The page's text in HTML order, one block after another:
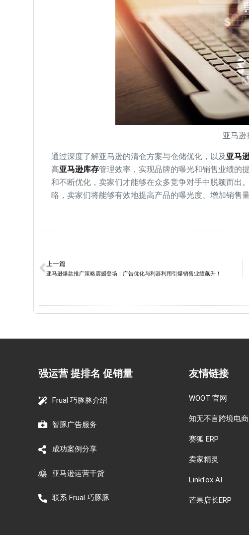
亚马逊
通过深度了解亚马逊的清仓方案与仓储优化，以及亚马
高亚马逊库存管理效率，实现品牌的曝光和销售业绩的
和不断优化，卖家们才能够在众多竞争对手中脱颖而出
略，卖家们将能够有效地提高产品的曝光度、增加销售
上一篇
亚马逊爆款推广策略震撼登场：广告优化与利器利用引爆销售业绩飙升！
强运营 提排名 促销量
Frual 巧豚豚介绍
智豚广告服务
成功案例分享
亚马逊运营干货
联系 Frual 巧豚豚
友情链接
WOOT 官网
知无不言跨境电
赛狐 ERP
卖家精灵
Linkfox AI
芒果店长ERP